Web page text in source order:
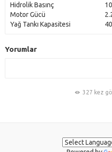
Hidrolik Basınç
Motor Gücü
Yağ Tankı Kapasitesi
Yorumlar
327 kez